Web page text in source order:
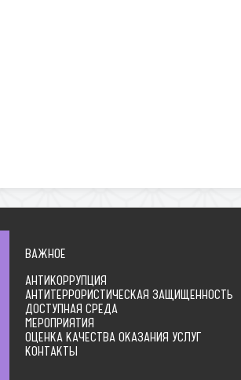
ВАЖНОЕ
АНТИКОРРУПЦИЯ
АНТИТЕРРОРИСТИЧЕСКАЯ ЗАЩИЩЕННОСТЬ
ДОСТУПНАЯ СРЕДА
МЕРОПРИЯТИЯ
ОЦЕНКА КАЧЕСТВА ОКАЗАНИЯ УСЛУГ
КОНТАКТЫ